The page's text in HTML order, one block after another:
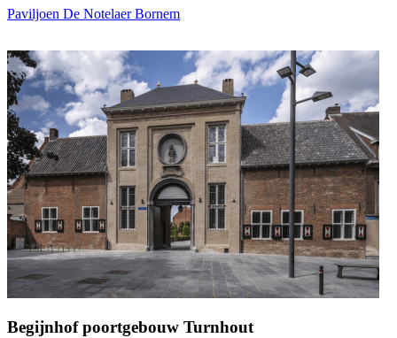
Paviljoen De Notelaer Bornem
Begijnhof poortgebouw Turnhout